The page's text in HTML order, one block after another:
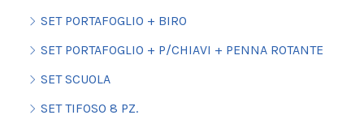
SET PORTAFOGLIO + BIRO
SET PORTAFOGLIO + P/CHIAVI + PENNA ROTANTE
SET SCUOLA
SET TIFOSO 8 PZ.